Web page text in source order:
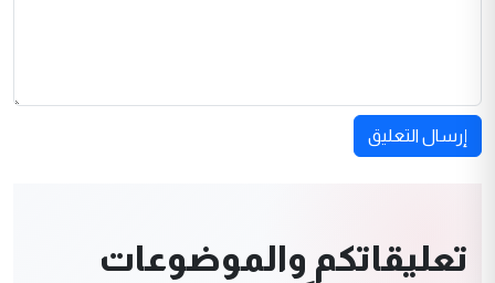
إرسال التعليق
تعليقاتكم والموضوعات